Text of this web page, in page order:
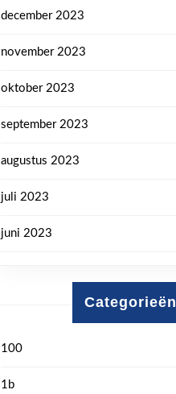
december 2023
november 2023
oktober 2023
september 2023
augustus 2023
juli 2023
juni 2023
Categorieën
100
1b